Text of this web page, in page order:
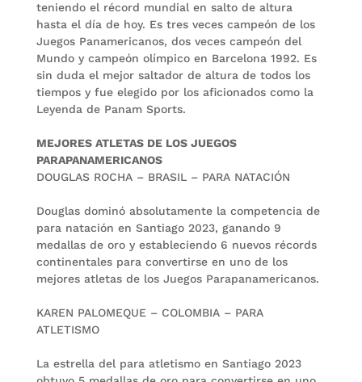
teniendo el récord mundial en salto de altura
hasta el día de hoy. Es tres veces campeón de los
Juegos Panamericanos, dos veces campeón del
Mundo y campeón olímpico en Barcelona 1992. Es
sin duda el mejor saltador de altura de todos los
tiempos y fue elegido por los aficionados como la
Leyenda de Panam Sports.
MEJORES ATLETAS DE LOS JUEGOS
PARAPANAMERICANOS
DOUGLAS ROCHA – BRASIL – PARA NATACIÓN
Douglas dominó absolutamente la competencia de
para natación en Santiago 2023, ganando 9
medallas de oro y estableciendo 6 nuevos récords
continentales para convertirse en uno de los
mejores atletas de los Juegos Parapanamericanos.
KAREN PALOMEQUE – COLOMBIA – PARA
ATLETISMO
La estrella del para atletismo en Santiago 2023